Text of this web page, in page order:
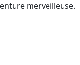
merveilleuse.